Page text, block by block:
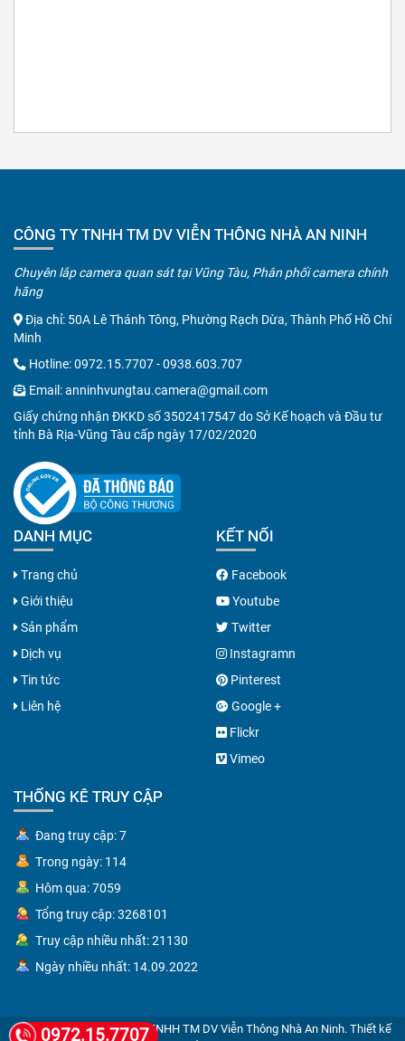
CÔNG TY TNHH TM DV VIỄN THÔNG NHÀ AN NINH
Chuyên lắp camera quan sát tại Vũng Tàu, Phân phối camera chính
hãng
Địa chỉ: 50A Lê Thánh Tông, Phường Rạch Dừa, Thành Phố Hồ Chí
Minh
Hotline:0972.15.7707-0938.603.707
Email:anninhvungtau.camera@gmail.com
Giấy chứng nhận ĐKKD số 3502417547 do Sở Kế hoạch và Đầu tư
tỉnh Bà Rịa-Vũng Tàu cấp ngày 17/02/2020
0972.15.7707
DANH MỤC
Trang chủ
Giới thiệu
Sản phẩm
Dịch vụ
Tin tức
Liên hệ
KẾT NỐI
Facebook
Youtube
Twitter
Instagramn
Pinterest
Google +
Flickr
Vimeo
THỐNG KÊ TRUY CẬP
Đang truy cập: 7
Trong ngày: 114
Hôm qua: 7059
Tổng truy cập: 3268101
Truy cập nhiều nhất: 21130
Ngày nhiều nhất: 14.09.2022
© Copyright 2026 Công Ty TNHH TM DV Viễn Thông Nhà An Ninh. Thiết kế